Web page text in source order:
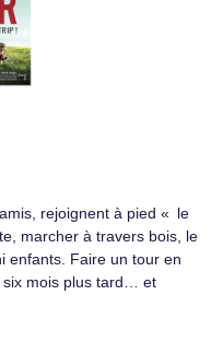
rejoignent à pied « le
marcher à travers bois, le
enfants. Faire un tour en
six mois plus tard… et